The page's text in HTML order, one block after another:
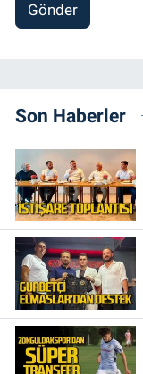
Gönder
Son Haberler